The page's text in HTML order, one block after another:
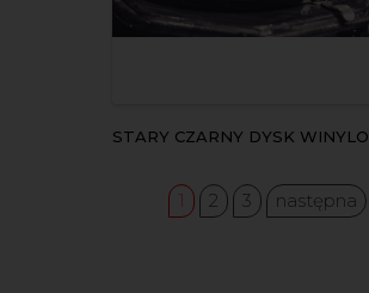
STARY CZARNY DYSK WINYLOWY
1 2 3 następna